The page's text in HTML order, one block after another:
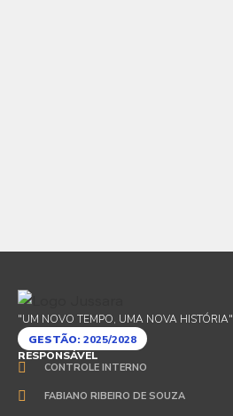
"UM NOVO TEMPO, UMA NOVA HISTÓRIA"
GESTÃO:2025/2028
RESPONSÁVEL
CONTROLE INTERNO
FABIANO RIBEIRO DE SOUZA